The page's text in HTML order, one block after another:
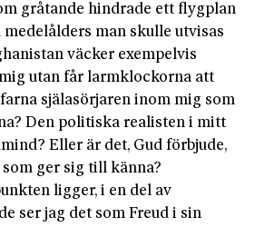
gråtande hindrade ett flygplan
man skulle utvisas
väcker exempelvis
utan får larmklockorna att
själasörjaren inom mig som
Den politiska realisten i mitt
Eller är det, Gud förbjude,
ger sig till känna?
ligger, i en del av
ser jag det som Freud i sin